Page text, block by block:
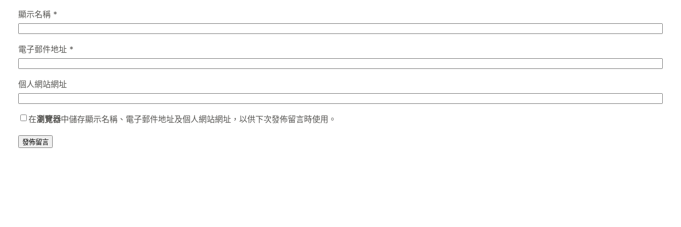
顯示名稱 *
電子郵件地址 *
個人網站網址
在瀏覽器中儲存顯示名稱、電子郵件地址及個人網站網址，以供下次發佈留言時使用。